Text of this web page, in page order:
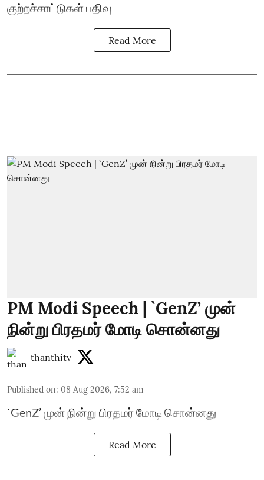
குற்றச்சாட்டுகள் பதிவு
Read More
PM Modi Speech | `GenZ’ முன்
நின்று பிரதமர் மோடி சொன்னது
thanthitv
Published on: 08 Aug 2026, 7:52 am
`GenZ’ முன் நின்று பிரதமர் மோடி சொன்னது
Read More